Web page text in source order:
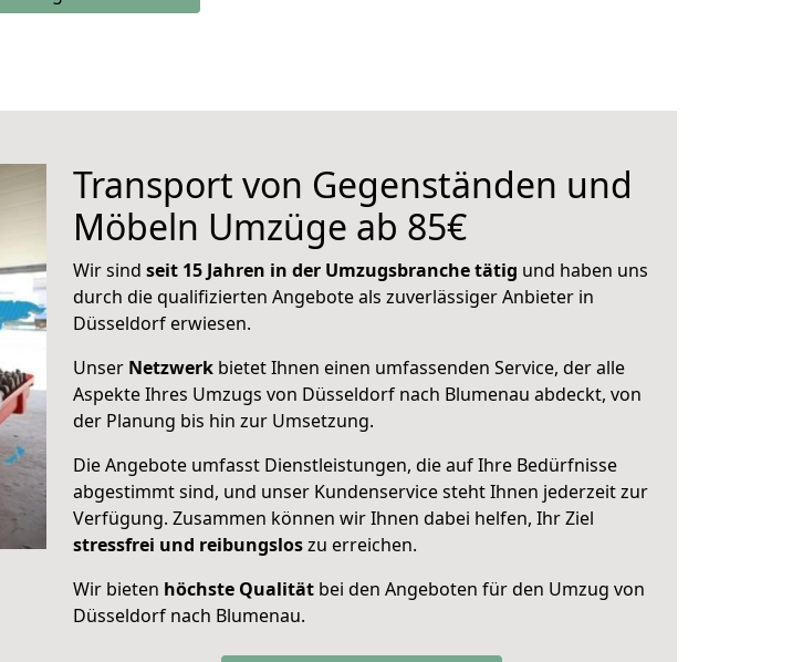
Transport von Gegenständen und
Möbeln Umzüge ab 85€
Wir sind seit 15 Jahren in der Umzugsbranche tätig und haben uns
durch die qualifizierten Angebote als zuverlässiger Anbieter in
Düsseldorf erwiesen.
Unser Netzwerk bietet Ihnen einen umfassenden Service, der alle
Aspekte Ihres Umzugs von Düsseldorf nach Blumenau abdeckt, von
der Planung bis hin zur Umsetzung.
Die Angebote umfasst Dienstleistungen, die auf Ihre Bedürfnisse
abgestimmt sind, und unser Kundenservice steht Ihnen jederzeit zur
Verfügung. Zusammen können wir Ihnen dabei helfen, Ihr Ziel
stressfrei und reibungsloszu erreichen.
Wir bieten höchste Qualität bei den Angeboten für den Umzug von
Düsseldorf nach Blumenau.